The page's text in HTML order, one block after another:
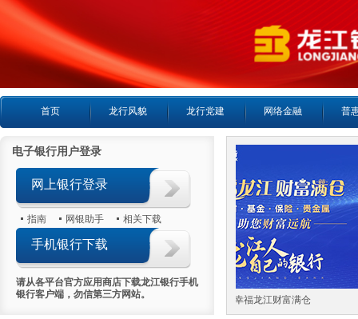
首页 龙行风貌 龙行党建 网络金融 普
电子银行用户登录
网上银行登录
指南 网银助手 相关下载
手机银行下载
请从各平台官方应用商店下载龙江银行手机
银行客户端，勿信第三方网站。
喜报首日热销5000万 幸福龙江财富满仓